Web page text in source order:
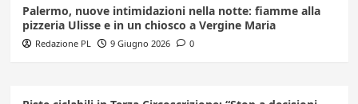
Palermo, nuove intimidazioni nella notte: fiamme alla
pizzeria Ulisse e in un chiosco a Vergine Maria
Redazione PL 9 Giugno 2026 0